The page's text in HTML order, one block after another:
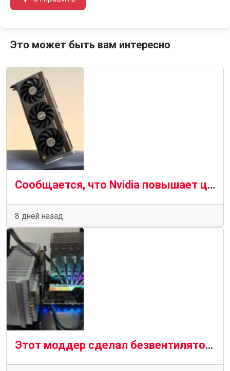
Это может быть вам интересно
Сообщается, что Nvidia повышает цены на графические процессоры и комплекты видеопамяти, поставляемые производителям видеокарт
8 дней назад
Этот моддер сделал безвентиляторный кулер для графического процессора Nvidia GeForce RTX 4060 с гигантским радиатором весом 2,5 кг